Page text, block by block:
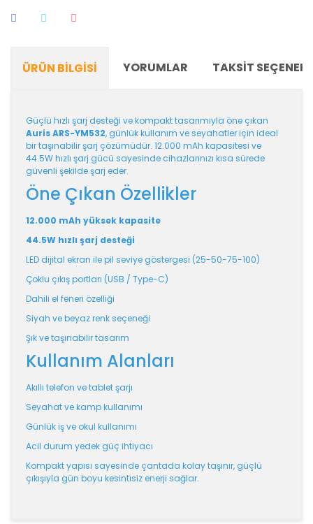
ÜRÜN BILGISI YORUMLAR TAKSIT
Güçlü hızlı şarj desteği ve kompakt tasarımıyla öne çıkan
Auris ARS-YM532, günlük kullanım ve seyahatler için ideal
bir taşınabilir şarj çözümüdür. 12.000 mAh kapasitesi ve
44.5W hızlı şarj gücü sayesinde cihazlarınızı kısa sürede
güvenli şekilde şarj eder.
Öne Çıkan Özellikler
12.000 mAh yüksek kapasite
44.5W hızlı şarj desteği
LED dijital ekran ile pil seviye göstergesi (25-50-75-100)
Çoklu çıkış portları (USB / Type-C)
Dahili el feneri özelliği
Siyah ve beyaz renk seçeneği
Şık ve taşınabilir tasarım
Kullanım Alanları
Akıllı telefon ve tablet şarjı
Seyahat ve kamp kullanımı
Günlük iş ve okul kullanımı
Acil durum yedek güç ihtiyacı
Kompakt yapısı sayesinde çantada kolay taşınır, güçlü
çıkışıyla gün boyu kesintisiz enerji sağlar.